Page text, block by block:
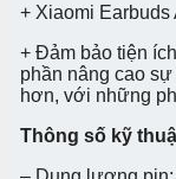
+ Xiaomi Earbuds
+ Đảm bảo tiện
phần nâng cao
hơn, với những
Thông số kỹ